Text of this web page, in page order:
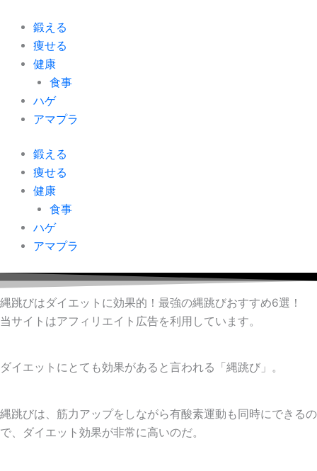
鍛える
痩せる
健康
食事
ハゲ
アマプラ
鍛える
痩せる
健康
食事
ハゲ
アマプラ
縄跳びはダイエットに効果的！最強の縄跳びおすすめ6選！
当サイトはアフィリエイト広告を利用しています。
ダイエットにとても効果があると言われる「縄跳び」。
縄跳びは、筋力アップをしながら有酸素運動も同時にできるの
で、ダイエット効果が非常に高いのだ。